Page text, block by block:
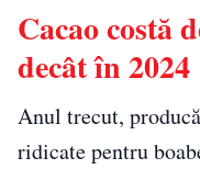
Cacao costă
decât în 2024
Anul trecut,
ridicate pentru